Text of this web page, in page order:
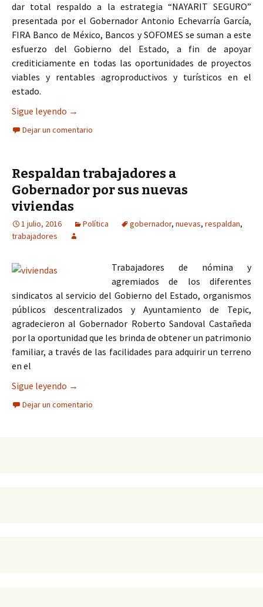
dar total respaldo a la estrategia “NAYARIT SEGURO”
presentada por el Gobernador Antonio Echevarría García,
FIRA Banco de México, Bancos y SOFOMES se suman a este
esfuerzo del Gobierno del Estado, a fin de apoyar
crediticiamente en todas las oportunidades de proyectos
viables y rentables agroproductivos y turísticos en el
estado.
Sigue leyendo Instituciones financieras respaldan, la
→
Dejar un comentario
Respaldan trabajadores a
Gobernador por sus nuevas
viviendas
1 julio, 2016 Política gobernador, nuevas, respaldan,
trabajadores
Trabajadores de nómina y
agremiados de los diferentes
sindicatos al servicio del Gobierno del Estado, organismos
públicos descentralizados y Ayuntamiento de Tepic,
agradecieron al Gobernador Roberto Sandoval Castañeda
por la oportunidad que les brinda de obtener un patrimonio
familiar, a través de las facilidades para adquirir un terreno
en el
Sigue leyendo Respaldan trabajadores a Gobernador por sus
→
Dejar un comentario